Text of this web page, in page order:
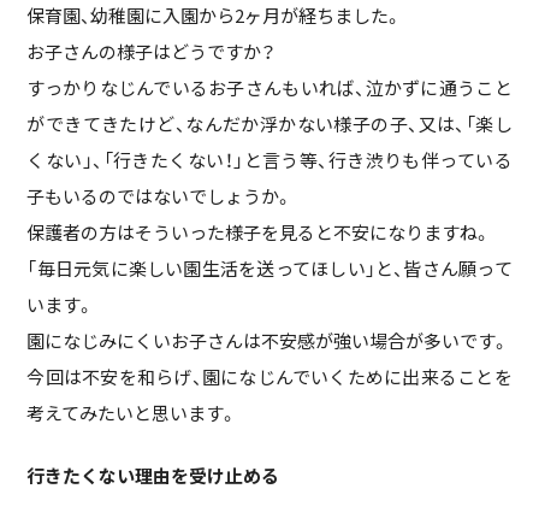
保育園、幼稚園に入園から2ヶ月が経ちました。
お子さんの様子はどうですか？
すっかりなじんでいるお子さんもいれば、泣かずに通うこと
ができてきたけど、なんだか浮かない様子の子、又は、「楽し
くない」、「行きたくない！」と言う等、行き渋りも伴っている
子もいるのではないでしょうか。
保護者の方はそういった様子を見ると不安になりますね。
「毎日元気に楽しい園生活を送ってほしい」と、皆さん願って
います。
園になじみにくいお子さんは不安感が強い場合が多いです。
今回は不安を和らげ、園になじんでいくために出来ることを
考えてみたいと思います。
行きたくない理由を受け止める